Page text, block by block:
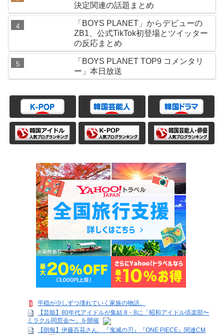
決定関連の話題まとめ
「BOYS PLANET」からデビューの
ZB1、公式TikTok初登場とツイッター
の反応まとめ
「BOYS PLANET TOP9 コメンタリ
ー」本日放送
平穏が少しずつ壊れていく家族の物語。
【芸能】80年代アイドルが集結 8・8に「昭和アイドル倶楽部〜
ミラクル同窓会〜」を開催
【朗報】伊藤百花さん、『鬼滅の刃』『ONE PIECE』関連CM